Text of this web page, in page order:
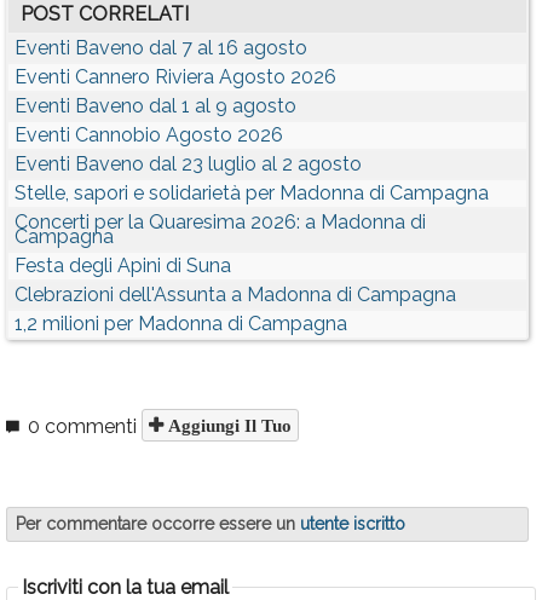
POST CORRELATI
Eventi Baveno dal 7 al 16 agosto
Eventi Cannero Riviera Agosto 2026
Eventi Baveno dal 1 al 9 agosto
Eventi Cannobio Agosto 2026
Eventi Baveno dal 23 luglio al 2 agosto
Stelle, sapori e solidarietà per Madonna di Campagna
Concerti per la Quaresima 2026: a Madonna di
Campagna
Festa degli Apini di Suna
Clebrazioni dell'Assunta a Madonna di Campagna
1,2 milioni per Madonna di Campagna
0 commenti Aggiungi Il Tuo
Per commentare occorre essere un utente iscritto
Iscriviti con la tua email